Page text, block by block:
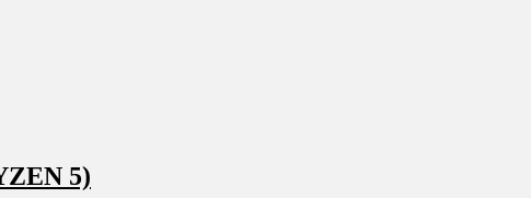
5)